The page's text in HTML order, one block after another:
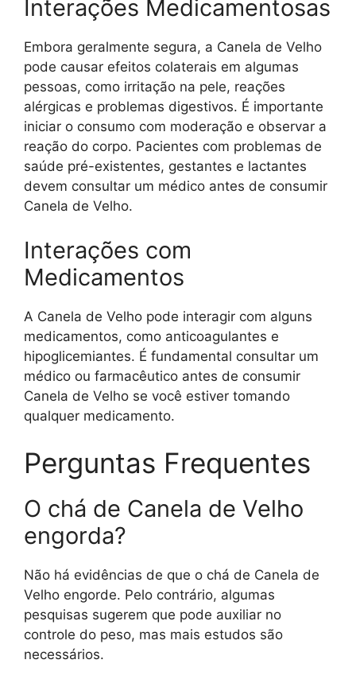
Interações Medicamentosas
Embora geralmente segura, a Canela de Velho
pode causar efeitos colaterais em algumas
pessoas, como irritação na pele, reações
alérgicas e problemas digestivos. É importante
iniciar o consumo com moderação e observar a
reação do corpo. Pacientes com problemas de
saúde pré-existentes, gestantes e lactantes
devem consultar um médico antes de consumir
Canela de Velho.
Interações com
Medicamentos
A Canela de Velho pode interagir com alguns
medicamentos, como anticoagulantes e
hipoglicemiantes. É fundamental consultar um
médico ou farmacêutico antes de consumir
Canela de Velho se você estiver tomando
qualquer medicamento.
Perguntas Frequentes
O chá de Canela de Velho
engorda?
Não há evidências de que o chá de Canela de
Velho engorde. Pelo contrário, algumas
pesquisas sugerem que pode auxiliar no
controle do peso, mas mais estudos são
necessários.